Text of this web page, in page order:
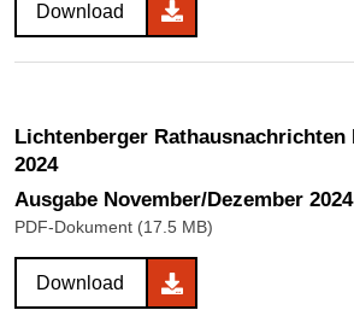
Download
Lichtenberger Rathausnachrichten Monatsausgaben
2024
Ausgabe November/Dezember 2024
PDF-Dokument (17.5 MB)
Download